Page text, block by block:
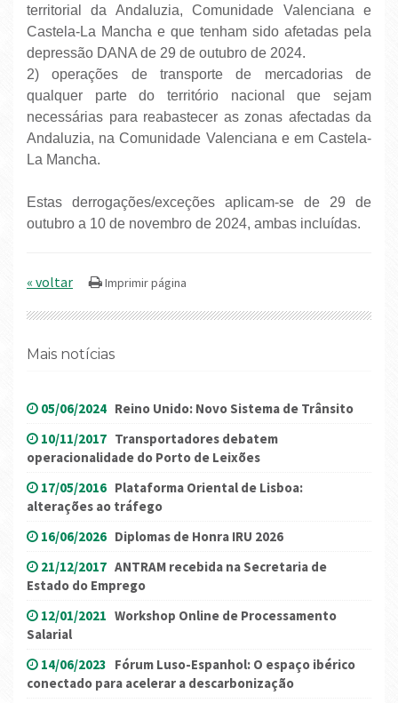
territorial da Andaluzia, Comunidade Valenciana e
Castela-La Mancha e que tenham sido afetadas pela
depressão DANA de 29 de outubro de 2024.
2) operações de transporte de mercadorias de
qualquer parte do território nacional que sejam
necessárias para reabastecer as zonas afectadas da
Andaluzia, na Comunidade Valenciana e em Castela-
La Mancha.
Estas derrogações/exceções aplicam-se de 29 de
outubro a 10 de novembro de 2024, ambas incluídas.
« voltar
Mais notícias
05/06/2024 Reino Unido: Novo Sistema de Trânsito
10/11/2017 Transportadores debatem
operacionalidade do Porto de Leixões
17/05/2016 Plataforma Oriental de Lisboa:
alterações ao tráfego
16/06/2026 Diplomas de Honra IRU 2026
21/12/2017 ANTRAM recebida na Secretaria de
Estado do Emprego
12/01/2021 Workshop Online de Processamento
Salarial
14/06/2023 Fórum Luso-Espanhol: O espaço ibérico
conectado para acelerar a descarbonização